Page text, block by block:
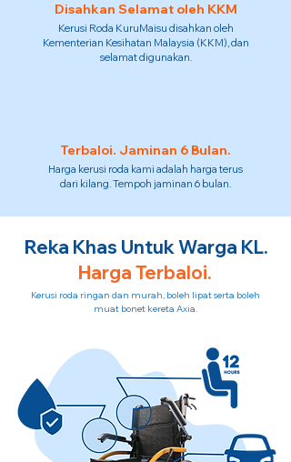
Disahkan Selamat oleh KKM
Kerusi Roda KuruMaisu disahkan oleh
Kementerian Kesihatan Malaysia (KKM), dan
selamat digunakan.
Terbaloi. Jaminan 6 Bulan.
Harga kerusi roda kami adalah harga terus
dari kilang. Tempoh jaminan 6 bulan.
Reka Khas Untuk Warga KL.
Harga Terbaloi.
Kerusi roda ringan dan murah, boleh lipat serta boleh
muat bonet kereta Axia.